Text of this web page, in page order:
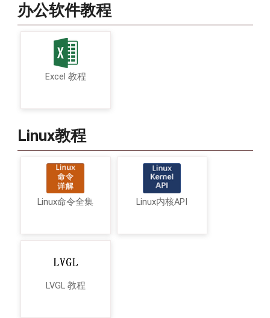
办公软件教程
Excel 教程
Linux教程
Linux命令全集 Linux内核API
LVGL 教程